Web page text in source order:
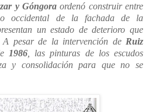
y Góngora ordenó construir entre
occidental de la fachada de la
un estado de deterioro que
A pesar de la intervención de Ruiz
1986 , las pinturas de los escudos
y consolidación para que no se